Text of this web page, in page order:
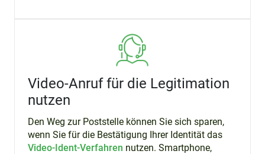
Video-Anruf für die Legitimation
nutzen
Den Weg zur Poststelle können Sie sich sparen,
wenn Sie für die Bestätigung Ihrer Identität das
Video-Ident-Verfahren nutzen. Smartphone,